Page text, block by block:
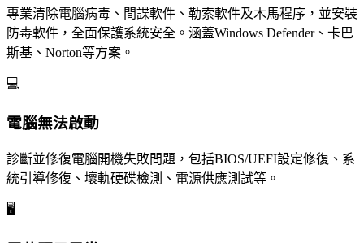
專業清除電腦病毒、間諜軟件、勒索軟件及木馬程序，並安裝
防毒軟件，全面保護系統安全。涵蓋Windows Defender、卡巴
斯基、Norton等方案。
💻
電腦無法啟動
診斷並修復電腦開機失敗問題，包括BIOS/UEFI設定修復、系
統引導修復、壞軌硬碟檢測、電源供應測試等。
🖥️